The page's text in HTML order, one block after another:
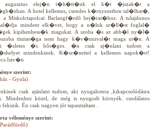
augusztus elej�n t�lt�tt�nk el k�t �jszak�t a
A hotel kellemes, csendes k�rnyezetben tal�lhat�,
Miskolctapolcai Barlangf�rdõ bej�rat�hoz. A tulajdonos
mindent elk�vet, hogy a n�luk sz�ll�st foglal�
kipihenhess�k magukat. A szoba �s az abb�l ny�l�
tisztas�ga nem hagy k�v�nnival�t maga ut�n. A
�zletes �s bõs�ges. �n csak aj�nlani tudom a
mindenkinek. K�sz�nettel a kellemes napok�rt!
Istv�n
szerint:
- Gyula)
csak ajánlani tudom, aki nyugalomra ,kikapcsolódásra
Mindenhez közel, de még is nyugodt környék. csodálatos
fekszik. Én csak nagyon jót tapasztaltam .
véleménye szerint: